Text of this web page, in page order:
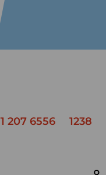
207 6556 1238